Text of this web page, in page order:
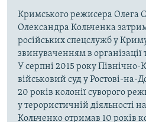
Кримського режисера Олега
Олександра Кольченка
російських спецслужб у
звинуваченням в організації
У серпні 2015 року
військовий суд у Ростові-на-
20 років колонії суворого
у терористичній діяльності
Кольченко отримав 10 років